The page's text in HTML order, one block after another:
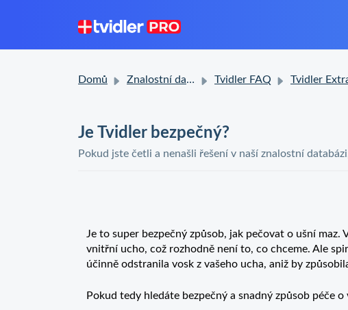
Domů Znalostní databáze Tvidler FAQ Tvidler Extra Handle –
Je Tvidler bezpečný?
Pokud jste četli a nenašli řešení v naší znalostní
Je to super bezpečný způsob, jak pečovat o ušní
vnitřní ucho, což rozhodně není to, co chceme. Ale
účinně odstranila vosk z vašeho ucha, aniž by
Pokud tedy hledáte bezpečný a snadný způsob péče